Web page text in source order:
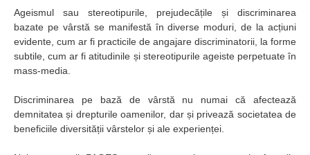
Ageismul sau stereotipurile, prejudecățile și discriminarea
bazate pe vârstă se manifestă în diverse moduri, de la acțiuni
evidente, cum ar fi practicile de angajare discriminatorii, la forme
subtile, cum ar fi atitudinile și stereotipurile ageiste perpetuate în
mass-media.
Discriminarea pe bază de vârstă nu numai că afectează
demnitatea și drepturile oamenilor, dar și privează societatea de
beneficiile diversității vârstelor și ale experienței.